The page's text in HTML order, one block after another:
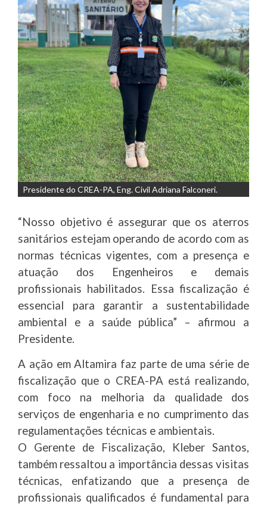
Presidente do CREA-PA, Eng. Civil Adriana Falconeri.
“Nosso objetivo é assegurar que os aterros
sanitários estejam operando de acordo com as
normas técnicas vigentes, com a presença e
atuação dos Engenheiros e demais
profissionais habilitados. Essa fiscalização é
essencial para garantir a sustentabilidade
ambiental e a saúde pública” – afirmou a
Presidente.
A ação em Altamira faz parte de uma série de
fiscalização que o CREA-PA está realizando,
com foco na melhoria da qualidade dos
serviços de engenharia e no cumprimento das
regulamentações técnicas e ambientais.
O Gerente de Fiscalização, Kleber Santos,
também ressaltou a importância dessas visitas
técnicas, enfatizando que a presença de
profissionais qualificados é fundamental para